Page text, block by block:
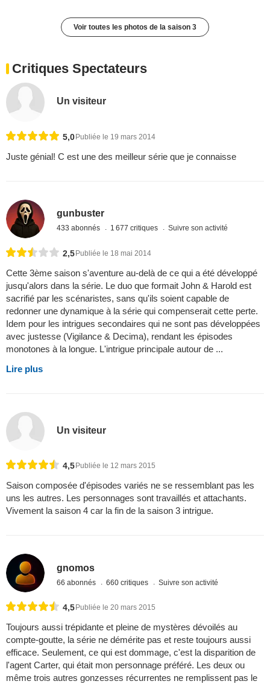
Voir toutes les photos de la saison 3
Critiques Spectateurs
Un visiteur
5,0Publiée le 19 mars 2014
Juste génial! C est une des meilleur série que je connaisse
gunbuster
433 abonnés 1 677 critiques Suivre son activité
2,5 Publiée le 18 mai 2014
Cette 3ème saison s'aventure au-delà de ce qui a été développé
jusqu'alors dans la série. Le duo que formait John & Harold est
sacrifié par les scénaristes, sans qu'ils soient capable de
redonner une dynamique à la série qui compenserait cette perte.
Idem pour les intrigues secondaires qui ne sont pas développées
avec justesse (Vigilance & Decima), rendant les épisodes
monotones à la longue. L'intrigue principale autour de ...
Lire plus
Un visiteur
4,5 Publiée le 12 mars 2015
Saison composée d'épisodes variés ne se ressemblant pas les
uns les autres. Les personnages sont travaillés et attachants.
Vivement la saison 4 car la fin de la saison 3 intrigue.
gnomos
66 abonnés 660 critiques Suivre son activité
4,5 Publiée le 20 mars 2015
Toujours aussi trépidante et pleine de mystères dévoilés au
compte-goutte, la série ne démérite pas et reste toujours aussi
efficace. Seulement, ce qui est dommage, c'est la disparition de
l'agent Carter, qui était mon personnage préféré. Les deux ou
même trois autres gonzesses récurrentes ne remplissent pas le